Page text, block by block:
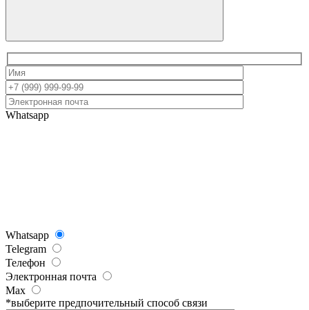
Whatsapp
Whatsapp
Telegram
Телефон
Электронная почта
Max
*выберите предпочительный способ связи